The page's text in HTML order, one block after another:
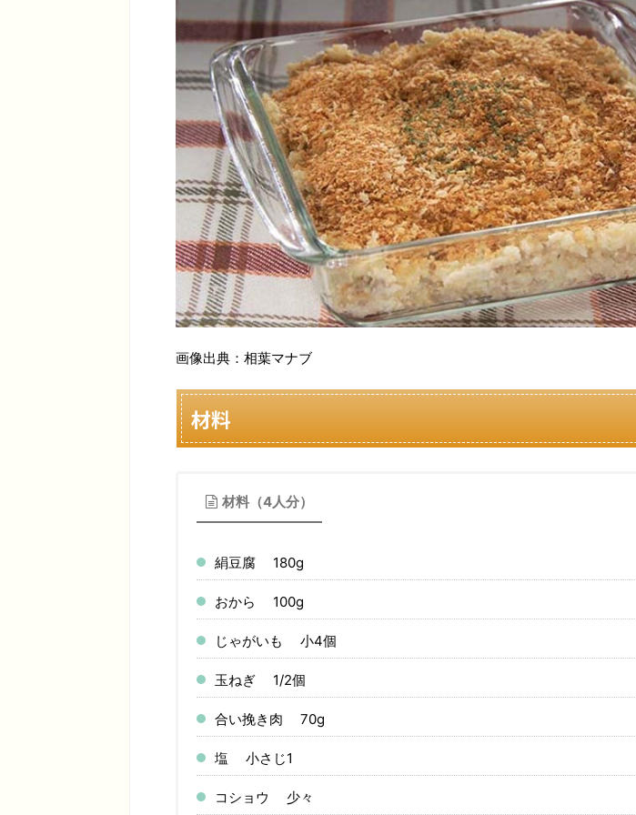
画像出典：相葉マナブ
材料
材料（4人分）
絹豆腐 180g
おから 100g
じゃがいも 小4個
玉ねぎ 1/2個
合い挽き肉 70g
塩 小さじ1
コショウ 少々